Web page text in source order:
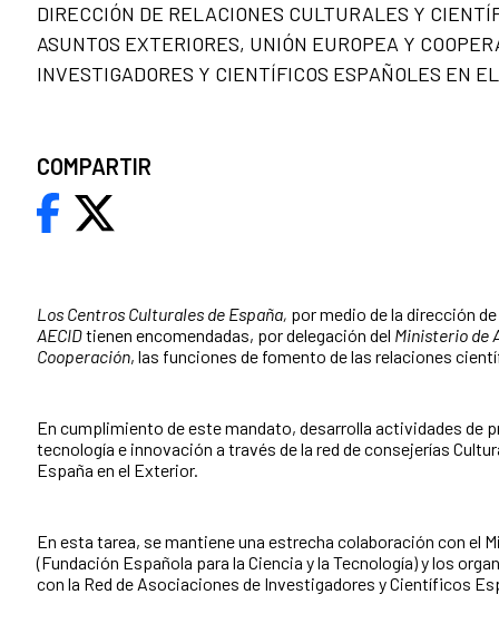
Los Centros Culturales de España, por medio de la dirección
AECIDtienen encomendadas, por delegación del Ministerio de
Cooperación, las funciones de fomento de las relaciones
En cumplimiento de este mandato, desarrolla actividades de
tecnología e innovación a través de la red de consejerías
España en el Exterior.
En esta tarea, se mantiene una estrecha colaboración con el
(Fundación Española para la Ciencia y la Tecnología) y los
con la Red de Asociaciones de Investigadores y Científicos
DIRECCIÓN DE RELACIONES CULTURALES Y
ASUNTOS EXTERIORES, UNIÓN EUROPEA Y
INVESTIGADORES Y CIENTÍFICOS ESPAÑOLES EN
COMPARTIR